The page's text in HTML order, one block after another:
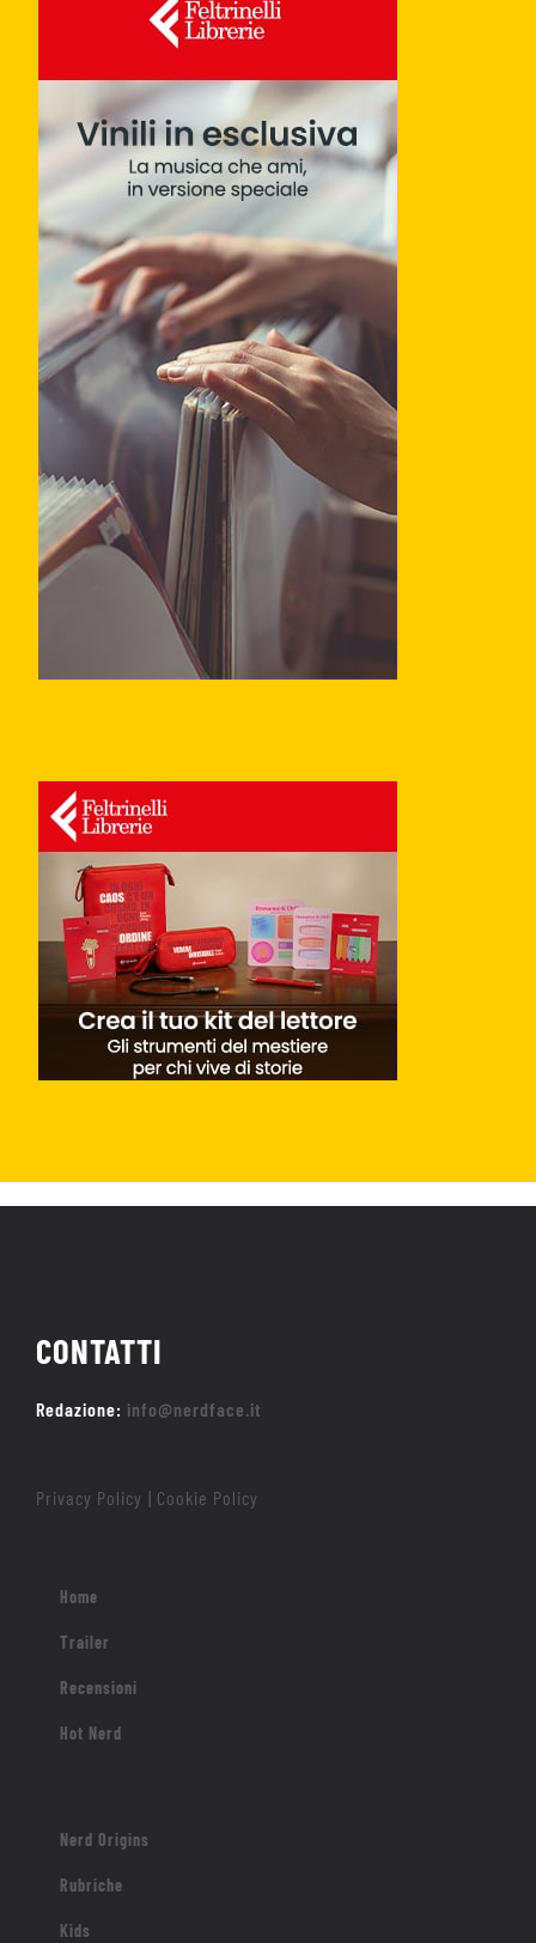
CONTATTI
Redazione: info@nerdface.it
Privacy Policy Cookie Policy
Home
Trailer
Recensioni
Hot Nerd
Nerd Origins
Rubriche
Kids